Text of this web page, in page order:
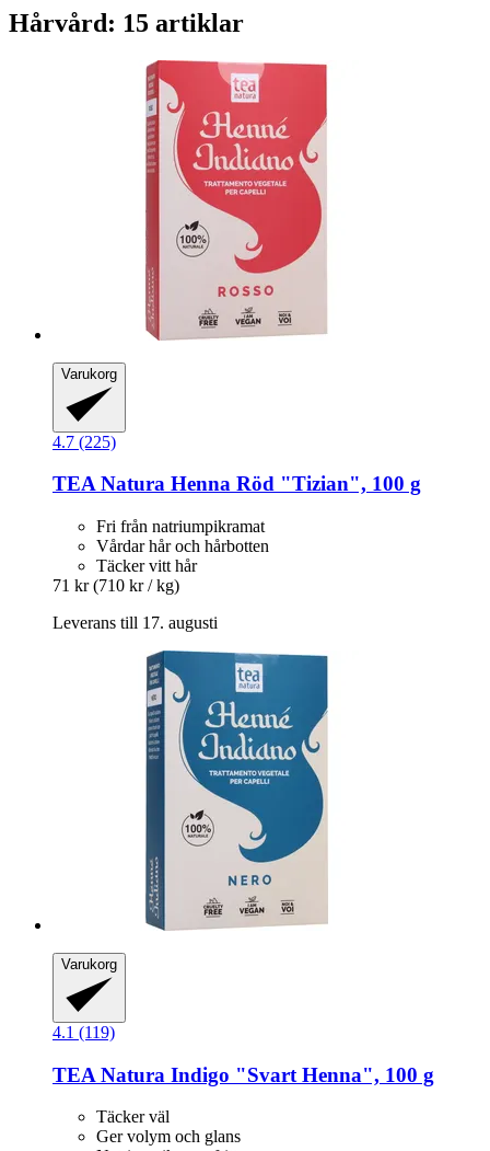
Hårvård: 15 artiklar
Varukorg
4.7 (225)
TEA Natura Henna Röd "Tizian", 100 g
Fri från natriumpikramat
Vårdar hår och hårbotten
Täcker vitt hår
71 kr (710 kr / kg)
Leverans till 17. augusti
Varukorg
4.1 (119)
TEA Natura Indigo "Svart Henna", 100 g
Täcker väl
Ger volym och glans